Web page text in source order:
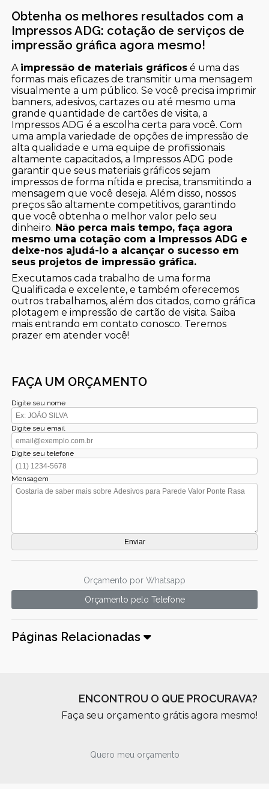
Obtenha os melhores resultados com a
Impressos ADG: cotação de serviços de
impressão gráfica agora mesmo!
A impressão de materiais gráficos é uma das
formas mais eficazes de transmitir uma mensagem
visualmente a um público. Se você precisa imprimir
banners, adesivos, cartazes ou até mesmo uma
grande quantidade de cartões de visita, a
Impressos ADG é a escolha certa para você. Com
uma ampla variedade de opções de impressão de
alta qualidade e uma equipe de profissionais
altamente capacitados, a Impressos ADG pode
garantir que seus materiais gráficos sejam
impressos de forma nítida e precisa, transmitindo a
mensagem que você deseja. Além disso, nossos
preços são altamente competitivos, garantindo
que você obtenha o melhor valor pelo seu
dinheiro. Não perca mais tempo, faça agora
mesmo uma cotação com a Impressos ADG e
deixe-nos ajudá-lo a alcançar o sucesso em
seus projetos de impressão gráfica.
Executamos cada trabalho de uma forma
Qualificada e excelente, e também oferecemos
outros trabalhamos, além dos citados, como gráfica
plotagem e impressão de cartão de visita. Saiba
mais entrando em contato conosco. Teremos
prazer em atender você!
FAÇA UM ORÇAMENTO
Digite seu nome
Digite seu email
Digite seu telefone
Mensagem
Orçamento por Whatsapp
Orçamento pelo Telefone
Páginas Relacionadas
ENCONTROU O QUE PROCURAVA?
Faça seu orçamento grátis agora mesmo!
Quero meu orçamento